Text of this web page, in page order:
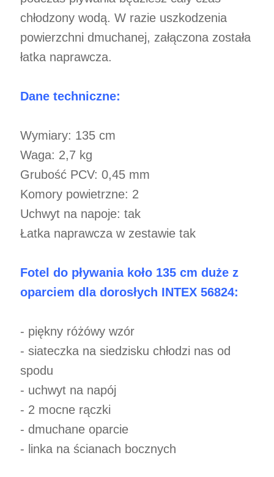
chłodzony wodą. W razie uszkodzenia
powierzchni dmuchanej, załączona została
łatka naprawcza.
Dane techniczne:
Wymiary: 135 cm
Waga: 2,7 kg
Grubość PCV: 0,45 mm
Komory powietrzne: 2
Uchwyt na napoje: tak
Łatka naprawcza w zestawie tak
Fotel do pływania koło 135 cm duże z
oparciem dla dorosłych INTEX 56824:
- piękny różówy wzór
- siateczka na siedzisku chłodzi nas od
spodu
- uchwyt na napój
- 2 mocne rączki
- dmuchane oparcie
- linka na ścianach bocznych